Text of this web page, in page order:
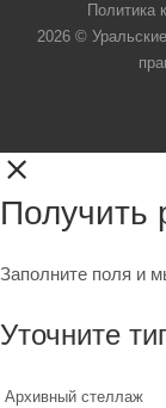
Политика
2026 ©
Получить
Заполните поля и
Уточните
Архивный стеллаж